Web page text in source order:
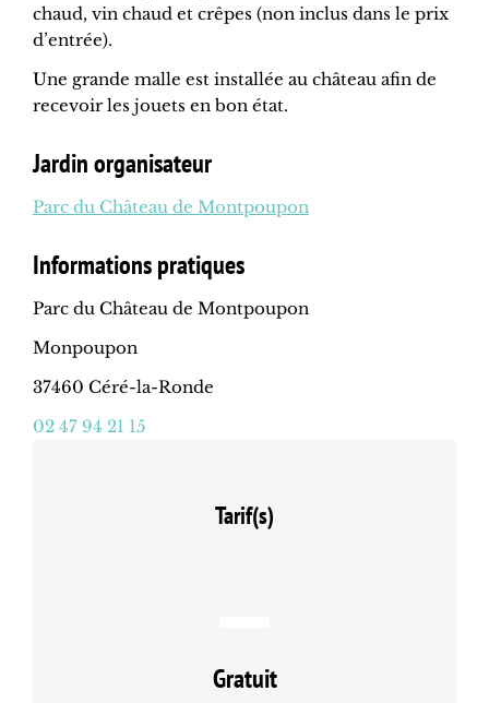
chaud, vin chaud et crêpes (non inclus dans le prix
d’entrée).
Une grande malle est installée au château afin de
recevoir les jouets en bon état.
Jardin organisateur
Parc du Château de Montpoupon
Informations pratiques
Parc du Château de Montpoupon
Monpoupon
37460 Céré-la-Ronde
02 47 94 21 15
Tarif(s)
Gratuit